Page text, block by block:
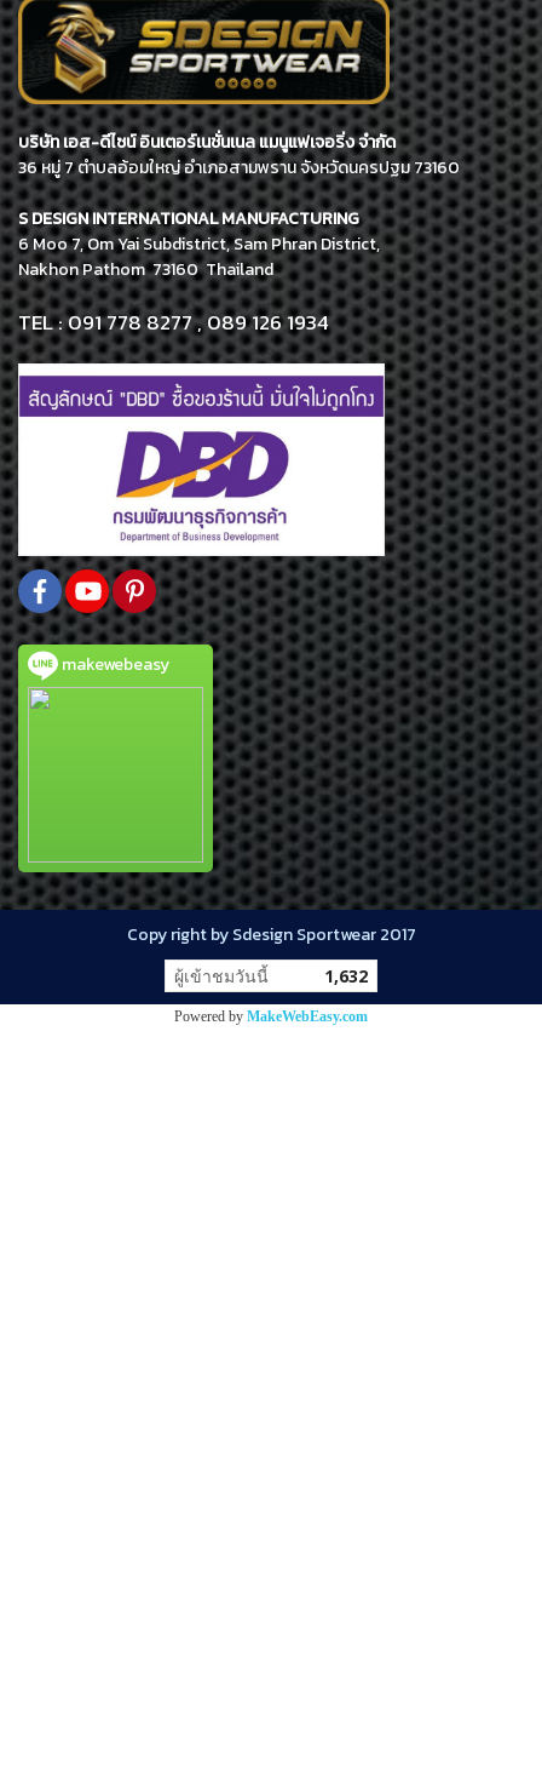
บริษัท เอส-ดีไซน์ อินเตอร์เนชั่นเนล แมนูแฟเจอริ่ง จำกัด
36 หมู่ 7 ตำบลอ้อมใหญ่ อำเภอสามพราน จังหวัดนครปฐม 73160
S DESIGN INTERNATIONAL MANUFACTURING
6 Moo 7, Om Yai Subdistrict, Sam Phran District,
Nakhon Pathom 73160 Thailand
TEL : 091 778 8277 , 089 126 1934
makewebeasy
Copy right by Sdesign Sportwear 2017
ผู้เข้าชมวันนี้ 1,632
Powered by MakeWebEasy.com